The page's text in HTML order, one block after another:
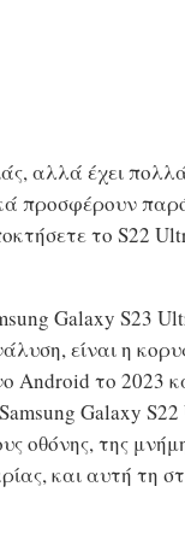
αλλά έχει
προσφέρουν
το S22
Galaxy S23
είναι η
Android το 2023
Galaxy
οθόνης, της
και αυτή τη